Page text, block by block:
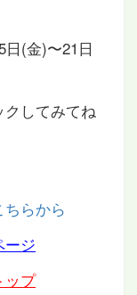
(金)〜21日
してみてね
らから
ージ
ップ